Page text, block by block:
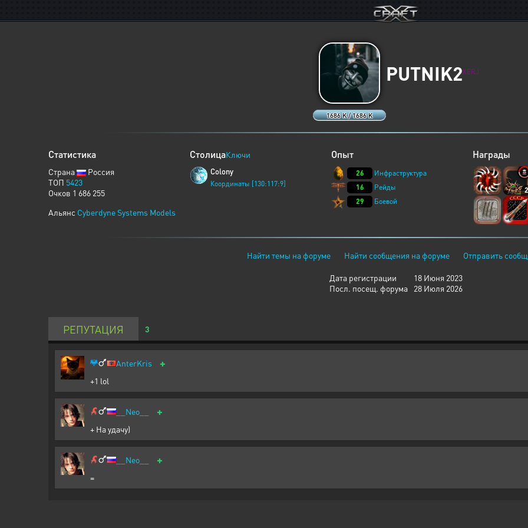
1686 K / 1686 K
PUTNIK2XERJ
Статистика
Страна
Россия
ТОП 5423
Очков 1 686 255
Альянс Cyberdyne Systems Models
СтолицаКлючи
Colony
Координаты [130:117:9]
Опыт
26
Инфраструктура
16
Рейды
29
Боевой
Награды
2
Найти темы на форуме Найти сообщения на форуме Отправить
Дата регистрации
18 Июня 2023
Посл. посещ. форума
28 Июля 2026
РЕПУТАЦИЯ 3
AnterKris +
+1 lol
__Neo__ +
+ На удачу)
__Neo__ +
=